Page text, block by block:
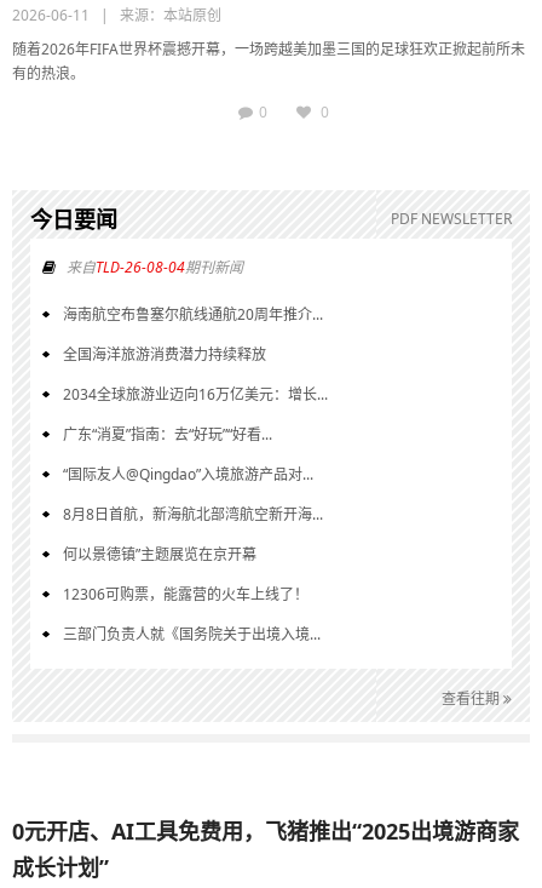
2026-06-11 | 来源： 本站原创
随着2026年FIFA世界杯震撼开幕，一场跨越美加墨三国的足球狂欢正掀起前所未
有的热浪。
0
0
今日要闻 PDF NEWSLETTER
来自TLD-26-08-04期刊新闻
海南航空布鲁塞尔航线通航20周年推介...
全国海洋旅游消费潜力持续释放
2034全球旅游业迈向16万亿美元：增长...
广东“消夏”指南：去“好玩”“好看...
“国际友人@Qingdao”入境旅游产品对...
8月8日首航，新海航北部湾航空新开海...
何以景德镇”主题展览在京开幕
12306可购票，能露营的火车上线了！
三部门负责人就《国务院关于出境入境...
查看往期
0元开店、AI工具免费用，飞猪推出“2025出境游商家
成长计划”